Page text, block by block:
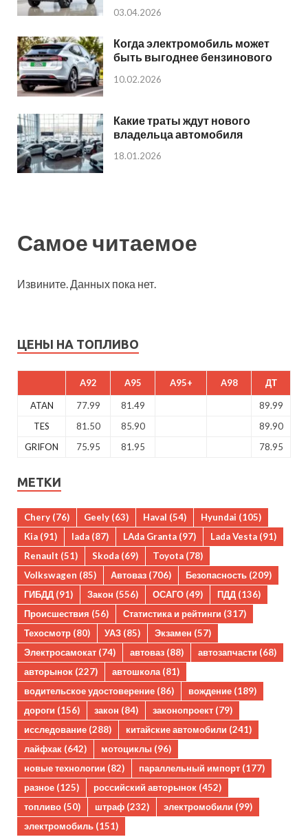
03.04.2026
Когда электромобиль может
быть выгоднее бензинового
10.02.2026
Какие траты ждут нового
владельца автомобиля
18.01.2026
Самое читаемое
Извините. Данных пока нет.
ЦЕНЫ НА ТОПЛИВО
A92 A95 A95+ A98 ДТ
ATAN 77.99 81.49
89.99
TES
81.50 85.90
89.90
GRIFON
75.95 81.95 78.95
МЕТКИ
Chery (76) Geely (63) Haval (54) Hyundai (105)
Kia (91) lada (87) LAda Granta (97) Lada Vesta (91)
Renault (51) Skoda (69) Toyota (78)
Volkswagen (85) Автоваз (706) Безопасность (209)
ГИБДД (91) Закон (556) ОСАГО (49) ПДД (136)
Происшествия (56) Статистика и рейтинги (317)
Техосмотр (80) УАЗ (85) Экзамен (57)
Электросамокат (74) автоваз (88) автозапчасти (68)
авторынок (227) автошкола(81)
водительское удостоверение (86) вождение (189)
дороги (156) закон (84) законопроект (79)
исследование (288) китайские автомобили (241)
лайфхак (642) мотоциклы (96)
новые технологии (82) параллельный импорт (177)
разное (125) российский авторынок (452)
топливо (50) штраф (232) электромобили (99)
электромобиль (151)